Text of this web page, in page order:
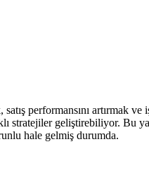
performansını artırmak
stratejiler geliştirebiliyor. Bu
hale gelmiş durumda.